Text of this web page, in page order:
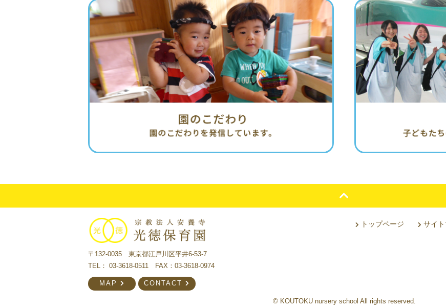
〒132-0035 東京都江戸川区平井6-53-7
TEL： 03-3618-0511 FAX：03-3618-0974
MAP CONTACT
トップページ サイ
© KOUTOKU nursery school All rights reserved.